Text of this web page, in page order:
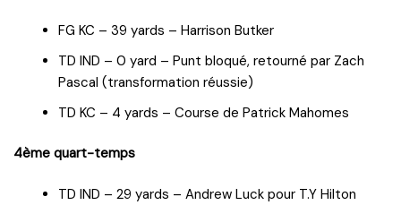
FG KC – 39 yards – Harrison Butker
TD IND – 0 yard – Punt bloqué, retourné par Zach
Pascal (transformation réussie)
TD KC – 4 yards – Course de Patrick Mahomes
4ème quart-temps
TD IND – 29 yards – Andrew Luck pour T.Y Hilton